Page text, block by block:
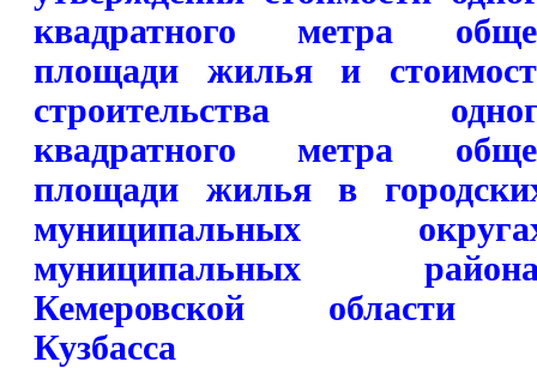
квадратного метра
площади жилья и
строительства
квадратного метра
площади жилья в
муниципальных
муниципальных
Кемеровской области
Кузбасса